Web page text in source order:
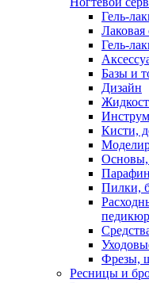
Гель-
Лаковая
Гель-
Базы и
Дизайн
Кисти,
Основы,
Пилки,
Фрезы,
Ресницы и